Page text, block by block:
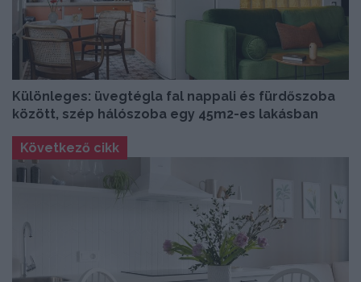
Különleges: üvegtégla fal nappali és fürdőszoba
között, szép hálószoba egy 45m2-es lakásban
Következő cikk